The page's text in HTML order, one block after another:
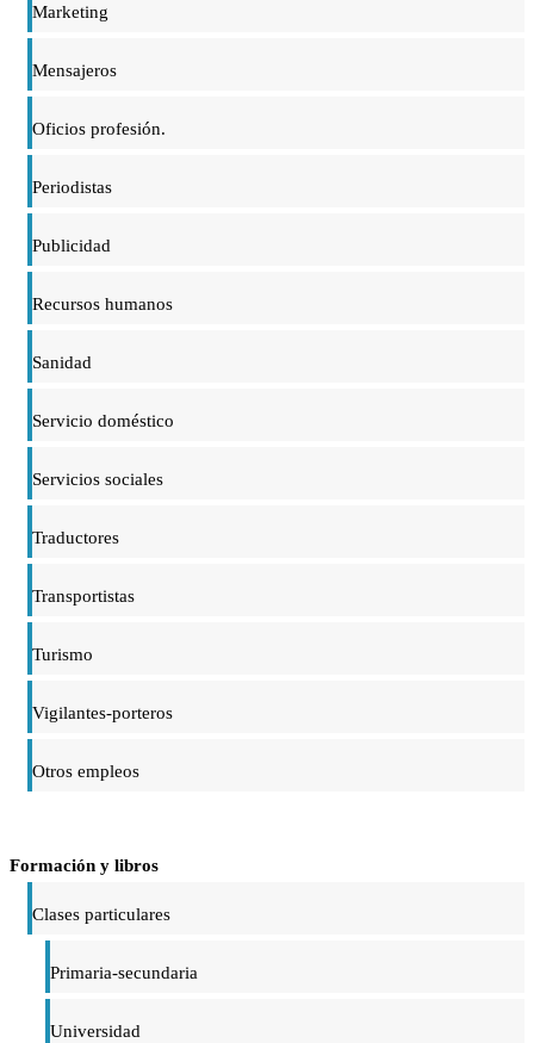
Marketing
Mensajeros
Oficios profesión.
Periodistas
Publicidad
Recursos humanos
Sanidad
Servicio doméstico
Servicios sociales
Traductores
Transportistas
Turismo
Vigilantes-porteros
Otros empleos
Formación y libros
Clases particulares
Primaria-secundaria
Universidad